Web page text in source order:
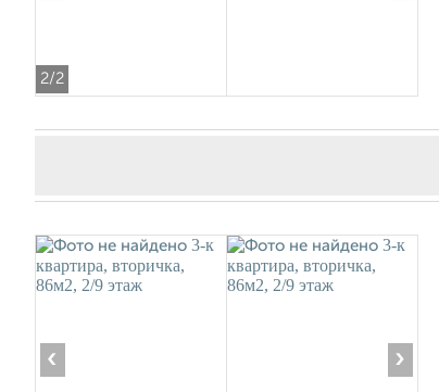
2/2
‹ ›